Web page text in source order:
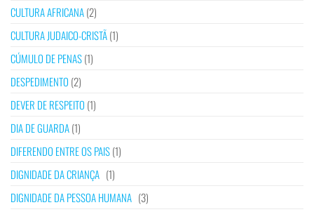
CULTURA AFRICANA(2)
CULTURA JUDAICO-CRISTÃ(1)
CÚMULO DE PENAS(1)
DESPEDIMENTO (2)
DEVER DE RESPEITO (1)
DIA DE GUARDA(1)
DIFERENDO ENTRE OS PAIS(1)
DIGNIDADE DA CRIANÇA (1)
DIGNIDADE DA PESSOA HUMANA (3)